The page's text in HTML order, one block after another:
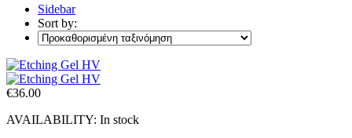
Sidebar
Sort by:
€36.00
AVAILABILITY: In stock